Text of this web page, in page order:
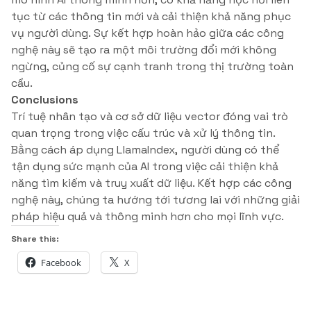
tục từ các thông tin mới và cải thiện khả năng phục
vụ người dùng. Sự kết hợp hoàn hảo giữa các công
nghệ này sẽ tạo ra một môi trường đổi mới không
ngừng, củng cố sự cạnh tranh trong thị trường toàn
cầu.
Conclusions
Trí tuệ nhân tạo và cơ sở dữ liệu vector đóng vai trò
quan trọng trong việc cấu trúc và xử lý thông tin.
Bằng cách áp dụng LlamaIndex, người dùng có thể
tận dụng sức mạnh của AI trong việc cải thiện khả
năng tìm kiếm và truy xuất dữ liệu. Kết hợp các công
nghệ này, chúng ta hướng tới tương lai với những giải
pháp hiệu quả và thông minh hơn cho mọi lĩnh vực.
Share this:
Facebook X